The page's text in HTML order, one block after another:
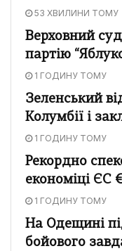
53 ХВИЛИНИ ТОМУ
Верховний
партію
1 ГОДИНУ ТОМУ
Зеленський
Колумбії і
1 ГОДИНУ ТОМУ
Рекордно
економіці ЄС
1 ГОДИНУ ТОМУ
На Одещині
бойового